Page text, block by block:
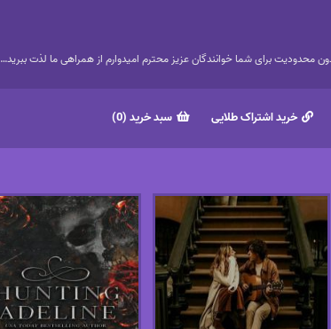
محدودیت برای شما خوانندگان عزیز محترم امیدوارم از همراهی ما لذت ببرید…
خرید اشتراک طلایی سبد خرید (0)